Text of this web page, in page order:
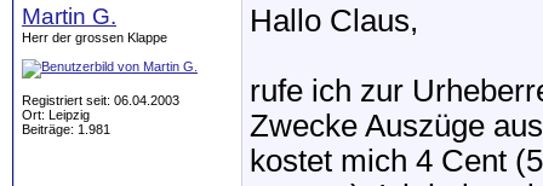
Martin G.
Herr der grossen Klappe
Registriert seit: 06.04.2003
Ort: Leipzig
Beiträge: 1.981
Hallo Claus,
rufe ich zur
Zwecke Auszüge
kostet mich 4 Cent